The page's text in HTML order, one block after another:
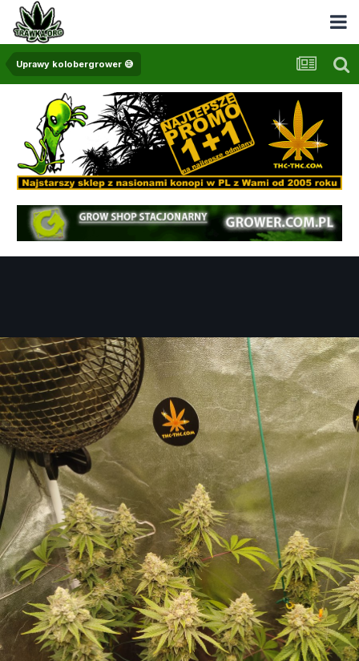
Uprawy kolobergrower 😅